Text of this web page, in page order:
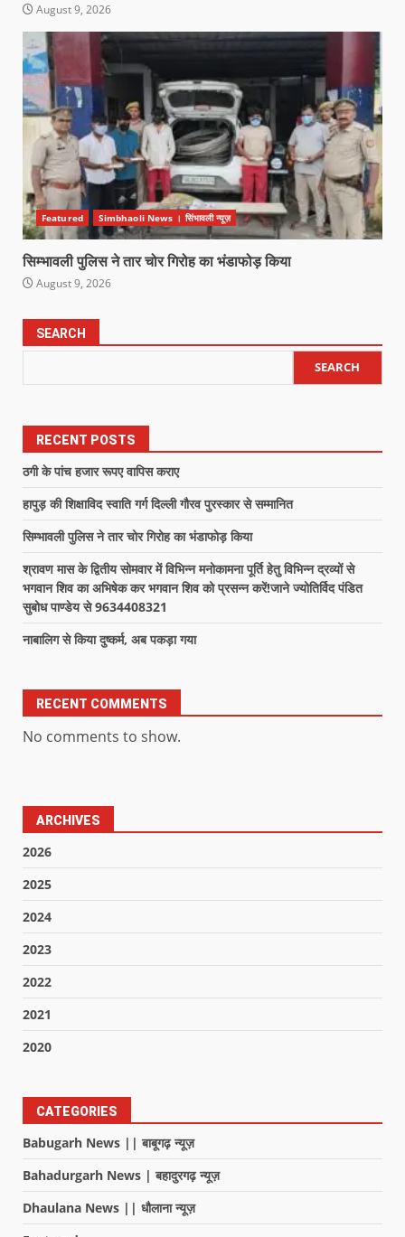
August 9, 2026
Featured Simbhaoli News । सिंभावली न्यूज़
सिम्भावली पुलिस ने तार चोर गिरोह का भंडाफोड़ किया
August 9, 2026
SEARCH
SEARCH
RECENT POSTS
ठगी के पांच हजार रूपए वापिस कराए
हापुड़ की शिक्षाविद स्वाति गर्ग दिल्ली गौरव पुरस्कार से सम्मानित
सिम्भावली पुलिस ने तार चोर गिरोह का भंडाफोड़ किया
श्रावण मास के द्वितीय सोमवार में विभिन्न मनोकामना पूर्ति हेतु विभिन्न द्रव्यों से
भगवान शिव का अभिषेक कर भगवान शिव को प्रसन्न करें!जाने ज्योतिर्विद पंडित
सुबोध पाण्डेय से 9634408321
नाबालिग से किया दुष्कर्म, अब पकड़ा गया
RECENT COMMENTS
No comments to show.
ARCHIVES
2026
2025
2024
2023
2022
2021
2020
CATEGORIES
Babugarh News || बाबूगढ़ न्यूज़
Bahadurgarh News | बहादुरगढ़ न्यूज़
Dhaulana News || धौलाना न्यूज़